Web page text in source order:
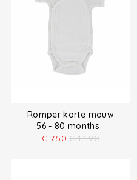
Romper korte mouw
56 - 80 months
€ 7.50 € 14.90